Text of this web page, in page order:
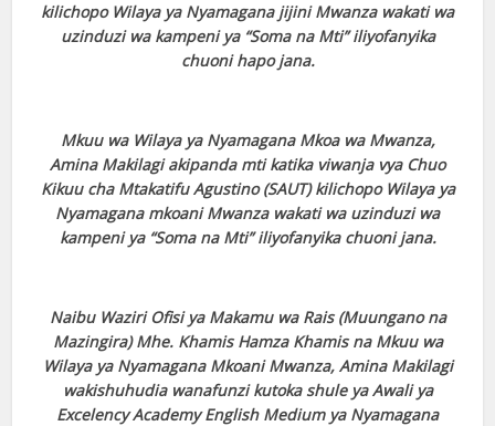
kilichopo Wilaya ya Nyamagana jijini Mwanza wakati wa
uzinduzi wa kampeni ya “Soma na Mti” iliyofanyika
chuonihapo jana.
Mkuu wa Wilaya ya Nyamagana Mkoa wa Mwanza,
Amina Makilagi akipanda mti katika viwanja vya Chuo
Kikuu cha Mtakatifu Agustino (SAUT) kilichopo Wilaya ya
Nyamagana mkoaniMwanza wakati wa uzinduzi wa
kampeni ya “Soma na Mti” iliyofanyika chuoni jana.
Naibu Waziri Ofisi ya Makamu wa Rais (Muungano na
Mazingira) Mhe. Khamis Hamza Khamis na Mkuu wa
Wilaya ya Nyamagana Mkoani Mwanza, Amina Makilagi
wakishuhudia wanafunzikutoka shule ya Awali ya
Excelency Academy English Medium ya Nyamagana